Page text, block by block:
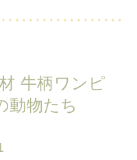
牛柄ワンピ
動物たち